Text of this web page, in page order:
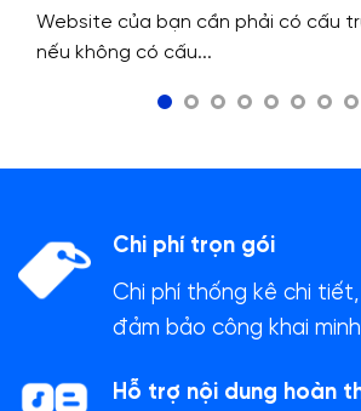
Website của bạn cần phải có cấu
nếu không có cấu...
Chi phí trọn gói
Chi phí thống kê chi tiết,
đảm bảo công khai
Hỗ trợ nội dung hoàn